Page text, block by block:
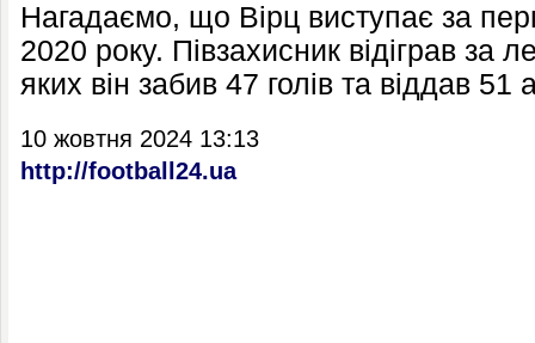
Нагадаємо, що Вірц виступає за
2020 року. Півзахисник відіграв за
яких він забив 47 голів та віддав 51
10 жовтня 2024 13:13
http://football24.ua